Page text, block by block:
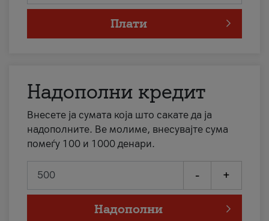
Плати
Надополни кредит
Внесете ја сумата која што сакате да ја
надополните. Ве молиме, внесувајте сума
помеѓу 100 и 1000 денари.
- +
Надополни